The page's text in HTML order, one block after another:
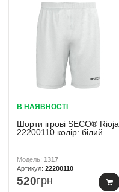
В НАЯВНОСТІ
Шорти ігрові SECO® Rioja
22200110 колiр: білий
1317
22200110
520грн